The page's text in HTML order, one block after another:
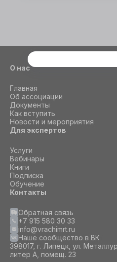
О нас
Главная
Об ассоциации
Документы
Как вступить
Новости и мероприятия
Для экспертов
Услуги
Вебинары
Книги
Подписка
Обучение
Контакты
Обратная связь
+7 915 580 30 33
info@vrachimrt.ru
Наше сообщество в ВК
398017, г. Липецк, ул.
литер А, помещ. 23
Этот сайт
необходимы файлы
СОГЛАСИЕ